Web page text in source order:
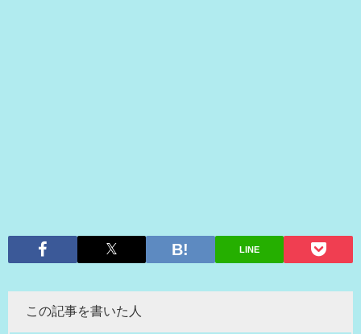
LINE
この記事を書いた人